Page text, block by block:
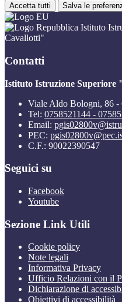
Accetta tutti Salva le
Istituto
Cavallotti"
Contatti
Istituto Istruzione
Viale Aldo Bologni, 86 -
Tel: 0758521144 -
Email:
PEC:
C.F.: 90022390547
Seguici su
Facebook
Youtube
Sezione Link Utili
Cookie policy
Note legali
Informativa Privacy
Ufficio Relazioni con il
Dichiarazione di
Obiettivi di accessibilità